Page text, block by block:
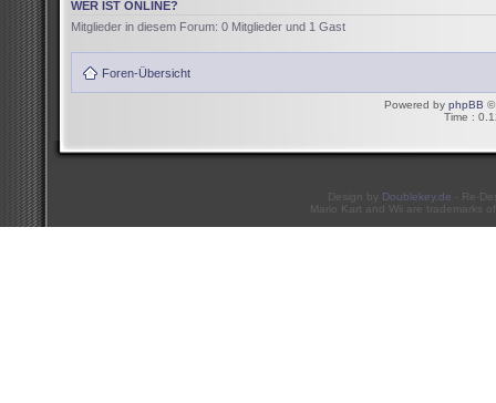
WER IST ONLINE?
Mitglieder in diesem Forum: 0 Mitglieder und 1 Gast
Foren-Übersicht
Powered by phpBB ©
Time :
Design by Doublekey.de - Re-
Mario Kart and Wii are trademarks